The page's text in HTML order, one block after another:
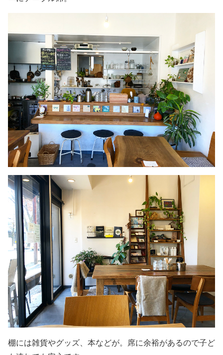
棚には雑貨やグッズ、本などが。席に余裕があるので子ど